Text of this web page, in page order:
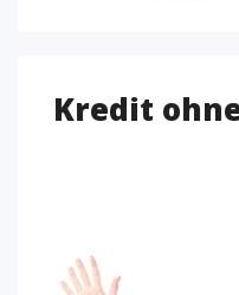
Kredit